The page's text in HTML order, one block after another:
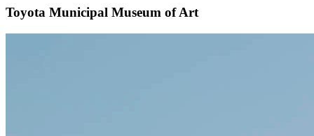
Toyota Municipal Museum of Art